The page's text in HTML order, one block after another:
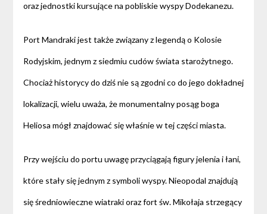
oraz jednostki kursujące na pobliskie wyspy Dodekanezu.
Port Mandraki jest także związany z legendą o Kolosie
Rodyjskim, jednym z siedmiu cudów świata starożytnego.
Chociaż historycy do dziś nie są zgodni co do jego dokładnej
lokalizacji, wielu uważa, że monumentalny posąg boga
Heliosa mógł znajdować się właśnie w tej części miasta.
Przy wejściu do portu uwagę przyciągają figury jelenia i łani,
które stały się jednym z symboli wyspy. Nieopodal znajdują
się średniowieczne wiatraki oraz fort św. Mikołaja strzegący